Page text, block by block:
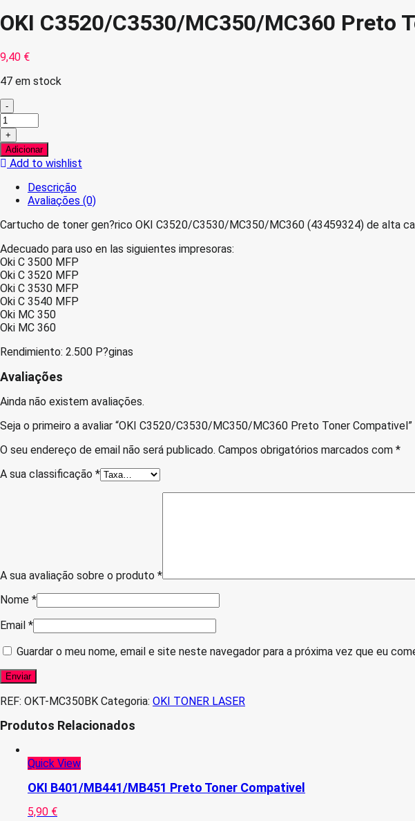
OKI C3520/C3530/MC350/MC360 Preto
9,40 €
47 em stock
-
Quantidade
de
OKI
C3520/C3530/MC350/MC360
Preto
Toner
Compativel
+
Adicionar
Add to wishlist
Descrição
Avaliações (0)
Cartucho de toner gen?rico OKI C3520/C3530/MC350/MC360 (43459324) de alta
Adecuado para uso en las siguientes impresoras:
Oki C 3500 MFP
Oki C 3520 MFP
Oki C 3530 MFP
Oki C 3540 MFP
Oki MC 350
Oki MC 360
Rendimiento: 2.500 P?ginas
Avaliações
Ainda não existem avaliações.
Seja o primeiro a avaliar “OKI C3520/C3530/MC350/MC360 Preto Toner Compativel”
O seu endereço de email não será publicado. Campos obrigatórios marcados com *
A sua classificação *
A sua avaliação sobre o produto *
Nome *
Email *
Guardar o meu nome, email e site neste navegador para a próxima vez que eu
REF: OKT-MC350BK Categoria: OKI TONER LASER
Produtos Relacionados
Quick View
OKI B401/MB441/MB451 Preto Toner Compativel
5,90 €